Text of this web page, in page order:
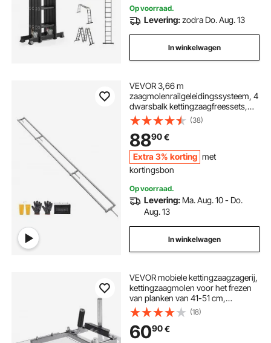
Op voorraad.
Levering:zodra Do. Aug. 13
In winkelwagen
VEVOR 3,66 m
zaagmolenrailgeleidingssysteem, 4
dwarsbalk kettingzaagfreessets,
aluminium zaagfreesrailsysteem
voor kettingzaag, 2 wiggen,
railfreesgeleiderset voor
bouwvakkers en houtbewerkers
(38)
8890€
Extra 3% korting met
kortingsbon
Op voorraad.
Levering: Ma. Aug. 10 - Do.
Aug. 13
In winkelwagen
VEVOR mobiele kettingzaagzagerij,
kettingzaagmolen voor het frezen
van planken van 41-51 cm,
kettingzaag met dwarsgeleider
voor hout met beschermkap,
zaagdikte van 0,2-11,81 inch
(18)
6090€